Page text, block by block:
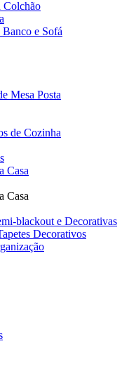
Colchão
Banco e Sofá
Mesa Posta
de Cozinha
Casa
Casa
blackout e Decorativas
Decorativos